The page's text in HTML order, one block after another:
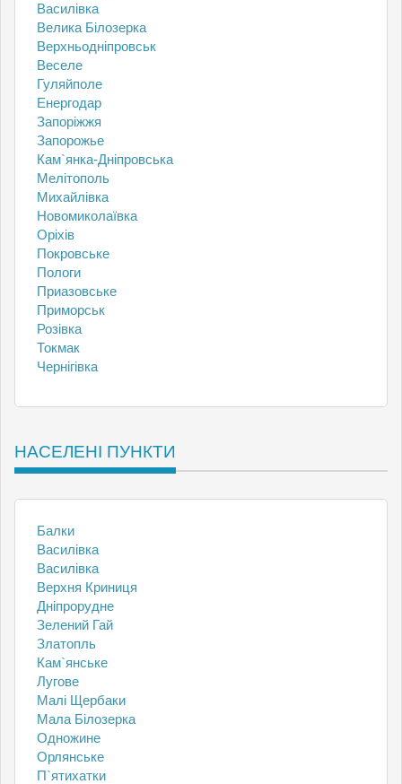
Василівка
Велика Білозерка
Верхньодніпровськ
Веселе
Гуляйполе
Енергодар
Запоріжжя
Запорожье
Кам`янка-Дніпровська
Мелітополь
Михайлівка
Новомиколаївка
Оріхів
Покровське
Пологи
Приазовське
Приморськ
Розівка
Токмак
Чернігівка
НАСЕЛЕНІ ПУНКТИ
Балки
Василівка
Василівка
Верхня Криниця
Дніпрорудне
Зелений Гай
Златопль
Кам`янське
Лугове
Малі Щербаки
Мала Білозерка
Одножине
Орлянське
П`ятихатки